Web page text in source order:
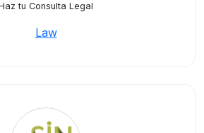
tu Consulta Legal
Law